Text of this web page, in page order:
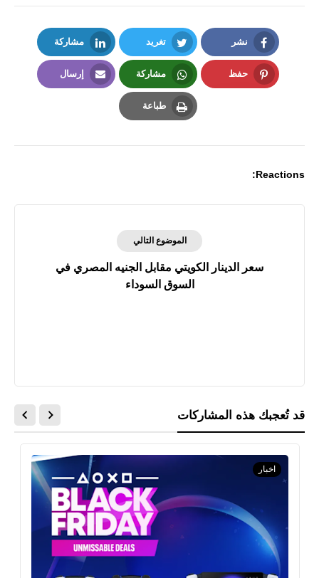
نشر
Facebook
تغريد
Twitter
مشاركة
LinkedIn
حفظ مشاركة
Whatsapp
إرسال
طباعة
Reactions:
الموضوع التالي
سعر الدينار الكويتي مقابل الجنيه المصري في
السوق السوداء
قد تُعجبك هذه المشاركات
اخبار